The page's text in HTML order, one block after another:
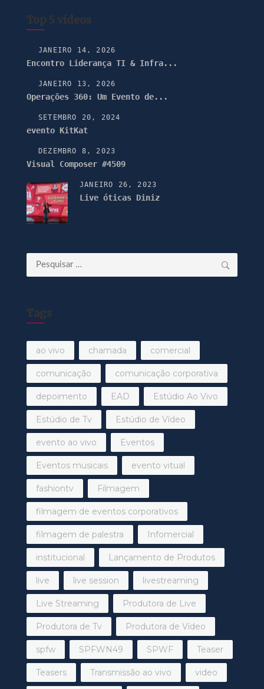
Top 5 vídeos
JANEIRO 14, 2026
Encontro Liderança TI & Infra...
JANEIRO 13, 2026
Operações 360: Um Evento de...
SETEMBRO 20, 2024
evento KitKat
DEZEMBRO 8, 2023
Visual Composer #4509
JANEIRO 26, 2023
Live óticas Diniz
Pesquisar
por:
Tags
ao vivo chamada comercial
comunicação comunicação corporativa
depoimento EAD Estúdio Ao Vivo
Estúdio de Tv Estúdio de Vídeo
evento ao vivo Eventos
Eventos musicais evento vitual
fashiontv Filmagem
filmagem de eventos corporativos
filmagem de palestra Infomercial
institucional Lançamento de Produtos
live live session livestreaming
Live Streaming Produtora de Live
Produtora de Tv Produtora de Vídeo
spfw SPFWN49 SPWF Teaser
Teasers Transmissão ao vivo video